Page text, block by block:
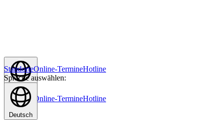
Deutsch
Standorte Online-TermineHotline
StandorteOnline-TermineHotline
Sprache auswählen:
Deutsch